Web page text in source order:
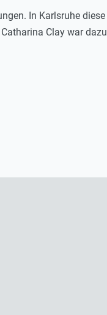
In Karlsruhe diese
Clay war